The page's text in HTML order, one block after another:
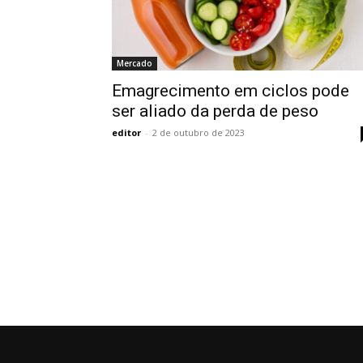
Mercado
Emagrecimento em ciclos pode
ser aliado da perda de peso
editor - 2 de outubro de 2023